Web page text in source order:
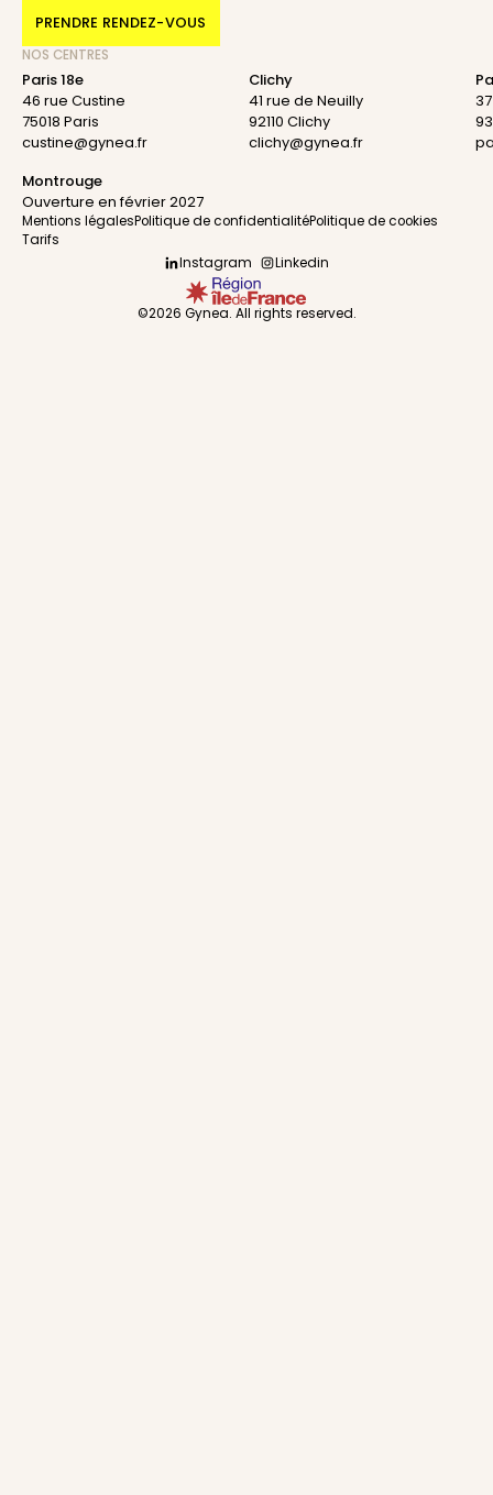
PRENDRE RENDEZ-VOUS
NOS CENTRES
Paris 18e
46 rue Custine
75018 Paris
custine@gynea.fr
Clichy
41 rue de Neuilly
92110 Clichy
clichy@gynea.fr
Montrouge
Ouverture en février 2027
Mentions légalesPolitique de confidentialitéPolitique de cookies
Tarifs
Instagram
Linkedin
©2026 Gynea. All rights reserved.